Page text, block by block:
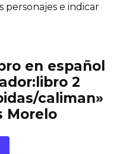
personajes e indicar
en español
2
caliman»
Morelo